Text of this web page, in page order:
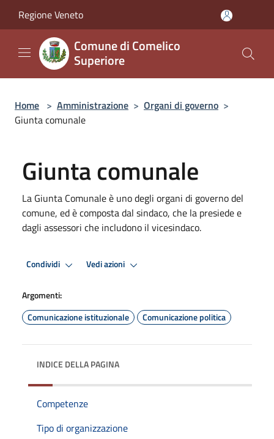
Regione Veneto
Comune di Comelico
Superiore
Home > Amministrazione > Organi di governo >
Giunta comunale
Giunta comunale
La Giunta Comunale è uno degli organi di governo del
comune, ed è composta dal sindaco, che la presiede e
dagli assessori che includono il vicesindaco.
Condividi Vedi azioni
Argomenti:
Comunicazione istituzionale
Comunicazione politica
INDICE DELLA PAGINA
Competenze
Tipo di organizzazione